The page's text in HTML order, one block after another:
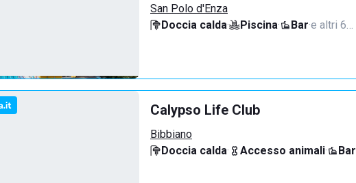
San Polo d'Enza
Doccia calda· Piscina· Bar·e altri 6…
Calypso Life Club
Bibbiano
Doccia calda· Accesso animali· Bar